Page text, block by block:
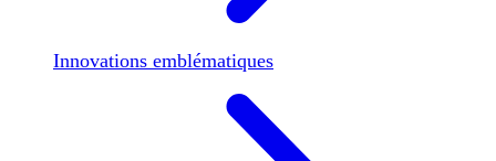
Innovations emblématiques